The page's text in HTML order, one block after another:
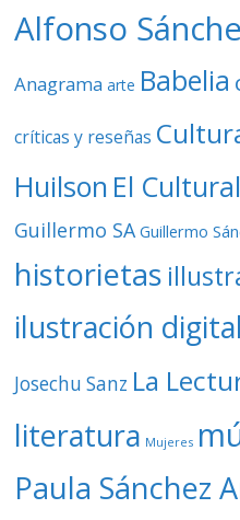
Alfonso
Anagrama arte Babelia
críticas y reseñas
Huilson El Cultural
Guillermo SA Guillermo
historietas
ilustración digital
Josechu Sanz La
literatura Mujeres
Paula Sánchez